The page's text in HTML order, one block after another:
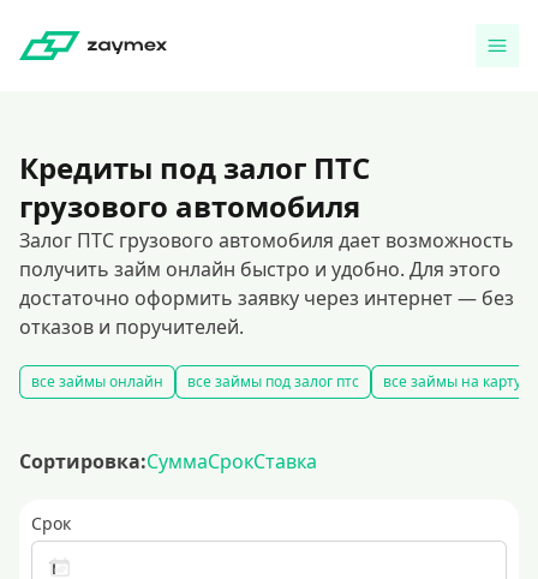
Кредиты под залог ПТС
грузового автомобиля
Залог ПТС грузового автомобиля дает возможность
получить займ онлайн быстро и удобно. Для этого
достаточно оформить заявку через интернет — без
отказов и поручителей.
все займы онлайн все займы под залог птс все займы на карту
Сортировка:СуммаСрокСтавка
Срок